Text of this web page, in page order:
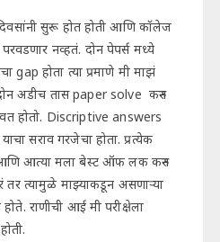
सुरू होत होती आणि कॉलेज
नव्हतं. दोन पेपर्स मध्ये
gap होता त्या प्रमाणे मी माझं
अडीच तास paper solve करुन
होतो. Discriptive answers
सराव गरजेचा होता. प्रत्येक
आत्या मला बेस्ट ऑफ लक करुन
त्यामुळे माझ्याकडून असणाऱ्या
राणीची आई मी परीक्षेला